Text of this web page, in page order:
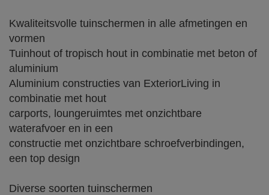
Kwaliteitsvolle tuinschermen in alle afmetingen en
vormen
Tuinhout of tropisch hout in combinatie met beton of
aluminium
Aluminium constructies van ExteriorLiving in
combinatie met hout
carports, loungeruimtes met onzichtbare
waterafvoer en in een
constructie met onzichtbare schroefverbindingen,
een top design
Diverse soorten tuinschermen